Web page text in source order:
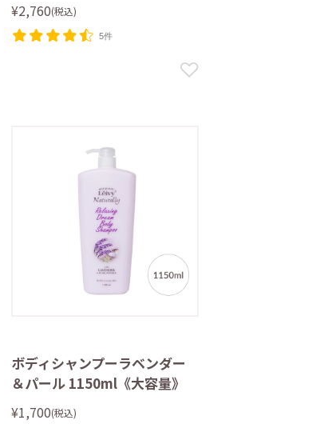
¥2,760(税込)
5件
ボディシャンプーラベンダー
＆パール 1150ml《大容量》
¥1,700(税込)